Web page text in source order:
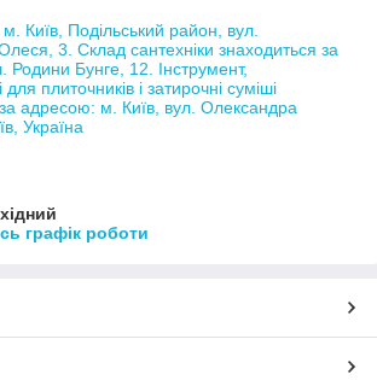
Київ, Подільський район, вул.
3. Склад сантехніки знаходиться за
Родини Бунге, 12. Інструмент,
плиточників і затирочні суміші
адресою: м. Київ, вул. Олександра
Україна
графік роботи